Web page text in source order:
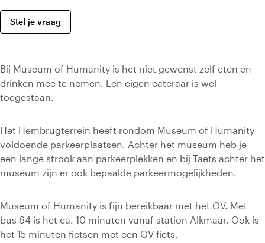
Stel je vraag
Bij Museum of Humanity is het niet gewenst zelf eten en
drinken mee te nemen. Een eigen cateraar is wel
toegestaan.
Het Hembrugterrein heeft rondom Museum of Humanity
voldoende parkeerplaatsen. Achter het museum heb je
een lange strook aan parkeerplekken en bij Taets achter het
museum zijn er ook bepaalde parkeermogelijkheden.
Museum of Humanity is fijn bereikbaar met het OV. Met
bus 64 is het ca. 10 minuten vanaf station Alkmaar. Ook is
het 15 minuten fietsen met een OV-fiets.